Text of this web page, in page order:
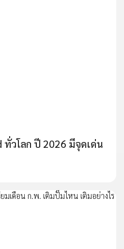
ทั่วโลก ปี 2026 มีจุดเด่น